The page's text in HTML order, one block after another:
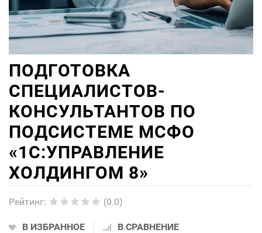
ПОДГОТОВКА
СПЕЦИАЛИСТОВ-
КОНСУЛЬТАНТОВ ПО
ПОДСИСТЕМЕ МСФО
«1С:УПРАВЛЕНИЕ
ХОЛДИНГОМ 8»
Рейтинг: (0.0)
В ИЗБРАННОЕ В СРАВНЕНИЕ